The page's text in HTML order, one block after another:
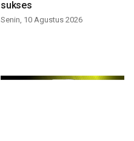
sukses
Senin, 10 Agustus 2026